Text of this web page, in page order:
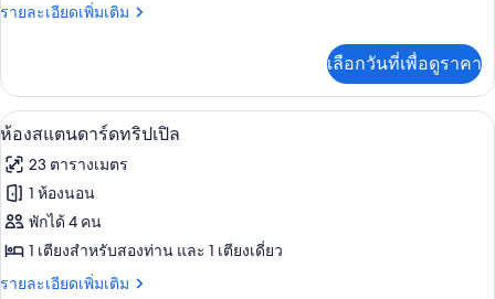
สแตนดาร์ด
รายละเอียดเพิ่มเติม
ราย
เกี่ยว
กับ
ห้อง
ดับเบิล
เลือกวันที่เพื่อดูราคา
เปิด
ภาพถ่าย
ทั้งหมด
ของ
ห้อง
สแตนดาร์ด
ทีวีจอแอลซีดี 18 ซม. พร้อมช่องดิจิตอล,
4
ห้องสแตนดาร์ดทริปเปิล
23 ตารางเมตร
1 ห้องนอน
พักได้ 4 คน
1 เตียงสำหรับสองท่าน และ 1 เตียงเดี่ยว
รายละเอียดเพิ่มเติม
ราย